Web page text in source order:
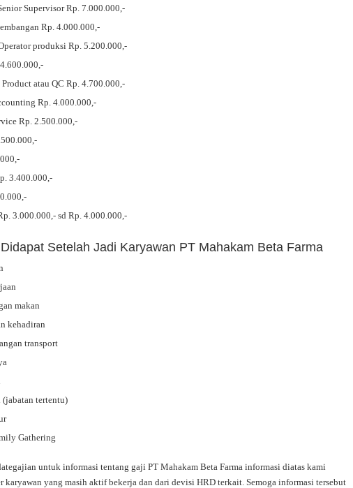
Supervisor Rp. 7.000.000,-
Rp. 4.000.000,-
produksi Rp. 5.200.000,-
atau QC Rp. 4.700.000,-
Rp. 4.000.000,-
Rp. 2.500.000,-
3.400.000,-
3.000.000,- sd Rp. 4.000.000,-
Setelah Jadi Karyawan PT Mahakam Beta Farma
makan
kehadiran
transport
tertentu)
Gathering
untuk informasi tentang gaji PT Mahakam Beta Farma informasi diatas kami
karyawan yang masih aktif bekerja dan dari devisi HRD terkait. Semoga informasi tersebut